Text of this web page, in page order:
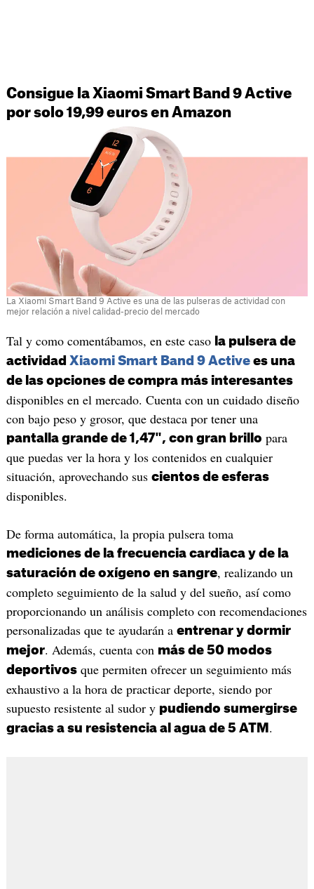
Consigue la Xiaomi Smart Band 9 Active
por solo 19,99 euros en Amazon
La Xiaomi Smart Band 9 Active es una de las pulseras de actividad con
mejor relación a nivel calidad-precio del mercado
Tal y como comentábamos, en este caso la pulsera de
actividad Xiaomi Smart Band 9 Activees una
de las opciones de compra más interesantes
disponibles en el mercado. Cuenta con un cuidado diseño
con bajo peso y grosor, que destaca por tener una
pantalla grande de 1,47", con gran brillo para
que puedas ver la hora y los contenidos en cualquier
situación, aprovechando sus cientos de esferas
disponibles.
De forma automática, la propia pulsera toma
mediciones de la frecuencia cardiaca y de la
saturación de oxígeno en sangre, realizando un
completo seguimiento de la salud y del sueño, así como
proporcionando un análisis completo con recomendaciones
personalizadas que te ayudarán a entrenar y dormir
mejor. Además, cuenta con más de 50 modos
deportivosque permiten ofrecer un seguimiento más
exhaustivo a la hora de practicar deporte, siendo por
supuesto resistente al sudor y pudiendo sumergirse
gracias a su resistencia al agua de 5 ATM .